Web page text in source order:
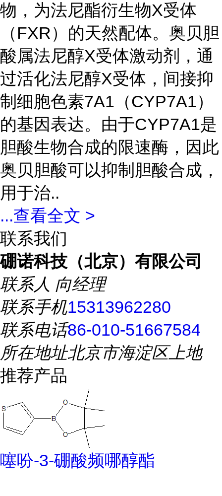
物，为法尼酯衍生物X受体
（FXR）的天然配体。奥贝胆
酸属法尼醇X受体激动剂，通
过活化法尼醇X受体，间接抑
制细胞色素7A1（CYP7A1）
的基因表达。由于CYP7A1是
胆酸生物合成的限速酶，因此
奥贝胆酸可以抑制胆酸合成，
用于治..
...查看全文 >
联系我们
硼诺科技（北京）有限公司
联系人 向经理
联系手机15313962280
联系电话86-010-51667584
所在地址北京市海淀区上地
推荐产品
噻吩-3-硼酸频哪醇酯